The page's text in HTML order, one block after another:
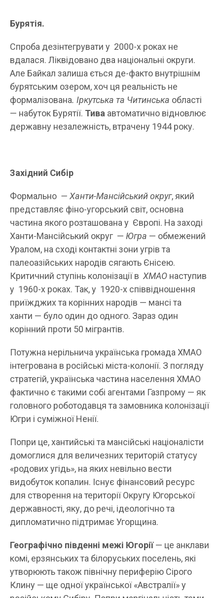
Бурятія.
Спроба дезінтегрувати у 2000-х роках не
вдалася. Ліквідовано два національні округи.
Але Байкал залиша ється де-факто внутрішнім
бурятським озером, хоч ця реальність не
формалізована. Іркутська та Читинська області
— набуток Бурятії. Тива автоматично відновлює
державну незалежність, втрачену 1944 року.
Західний Сибір
Формально — Ханти-Мансійський округ, який
представляє фіно-угорський світ, основна
частина якого розташована у Європі. На заході
Ханти-Мансійський округ — Югра — обмежений
Уралом, на сході контактні зони угрів та
палеоазійських народів сягають Єнісею.
Критичний ступінь колонізації в ХМАО наступив
у 1960-х роках. Так, у 1920-х співвідношення
приїжджих та корінних народів — мансі та
ханти — було один до одного. Зараз один
корінний проти 50 мігрантів.
Потужна нерільнича українська громада ХМАО
інтегрована в російські міста-колонії. З погляду
стратегій, українська частина населення ХМАО
фактично є такими собі агентами Газпрому — як
головного роботодавця та замовника колонізації
Югри і суміжної Ненії.
Попри це, хантийські та мансійські націоналісти
домоглися для величезних територій статусу
«родових угідь», на яких невільно вести
видобуток копалин. Існує фінансовий ресурс
для створення на території Округу Югорської
державності, яку, до речі, ідеологічно та
дипломатично підтримає Угорщина.
Географічно південні межі Югорії— це анклави
комі, ерзянських та білоруських поселень, які
утворюють також північну периферію Сірого
Клину — ще одної української «Австралії» у